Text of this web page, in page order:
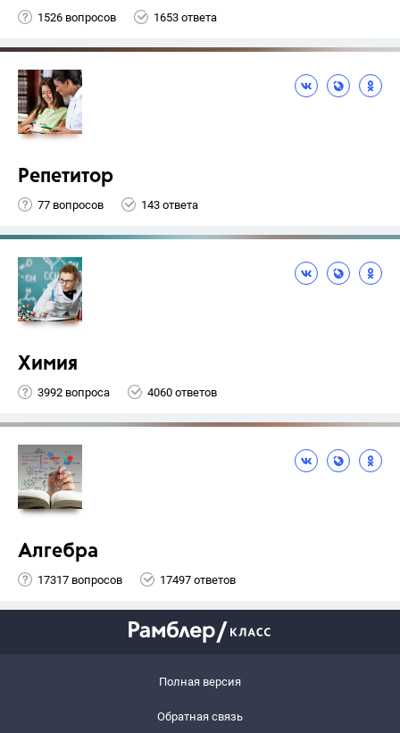
1526 вопросов 1653 ответа
Репетитор
77 вопросов 143 ответа
Химия
3992 вопроса 4060 ответов
Алгебра
17317 вопросов 17497 ответов
Полная версия
Обратная связь